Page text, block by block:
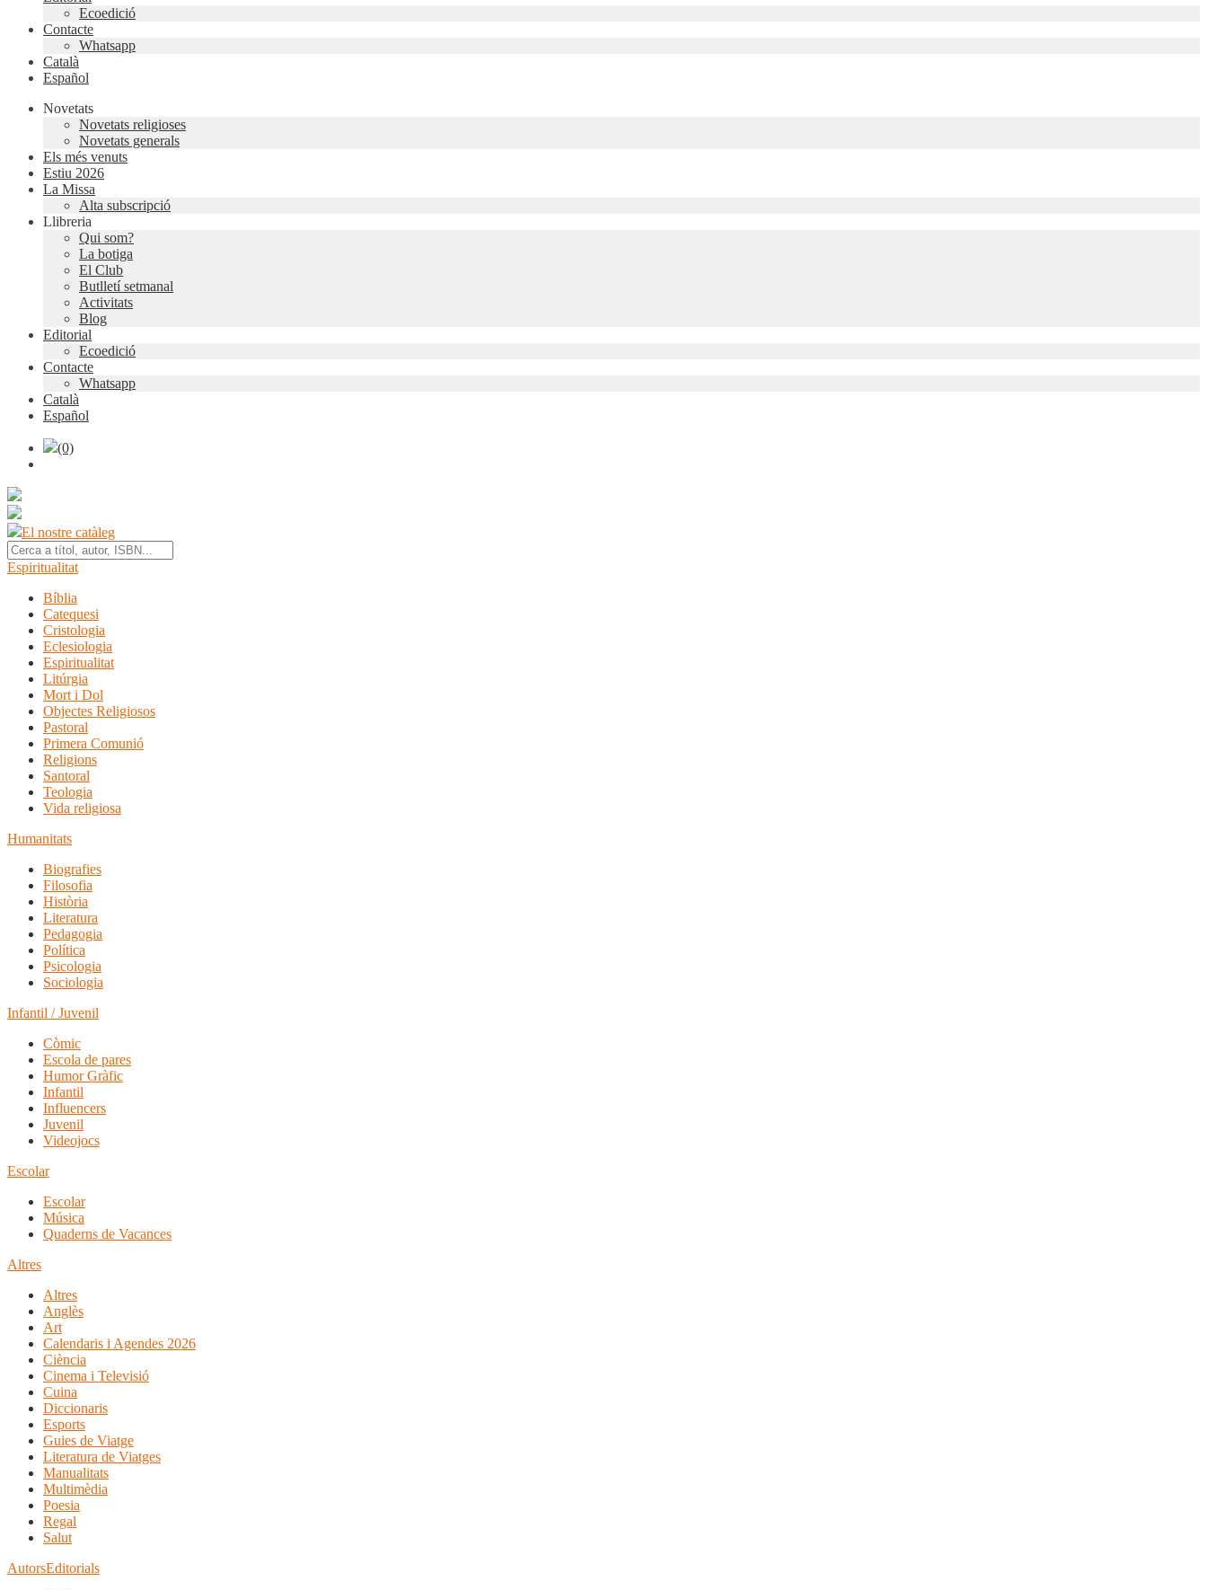
Ecoedició
Contacte
Whatsapp
Català
Español
Novetats
Novetats religioses
Novetats generals
Els més venuts
Estiu 2026
La Missa
Alta subscripció
Llibreria
Qui som?
La botiga
El Club
Butlletí setmanal
Activitats
Blog
Editorial
Ecoedició
Contacte
Whatsapp
Català
Español
(0)
El nostre catàleg
Espiritualitat
Bíblia
Catequesi
Cristologia
Eclesiologia
Espiritualitat
Litúrgia
Mort i Dol
Objectes Religiosos
Pastoral
Primera Comunió
Religions
Santoral
Teologia
Vida religiosa
Humanitats
Biografies
Filosofia
Història
Literatura
Pedagogia
Política
Psicologia
Sociologia
Infantil / Juvenil
Còmic
Escola de pares
Humor Gràfic
Infantil
Influencers
Juvenil
Videojocs
Escolar
Escolar
Música
Quaderns de Vacances
Altres
Altres
Anglès
Art
Calendaris i Agendes 2026
Ciència
Cinema i Televisió
Cuina
Diccionaris
Esports
Guies de Viatge
Literatura de Viatges
Manualitats
Multimèdia
Poesia
Regal
Salut
AutorsEditorials